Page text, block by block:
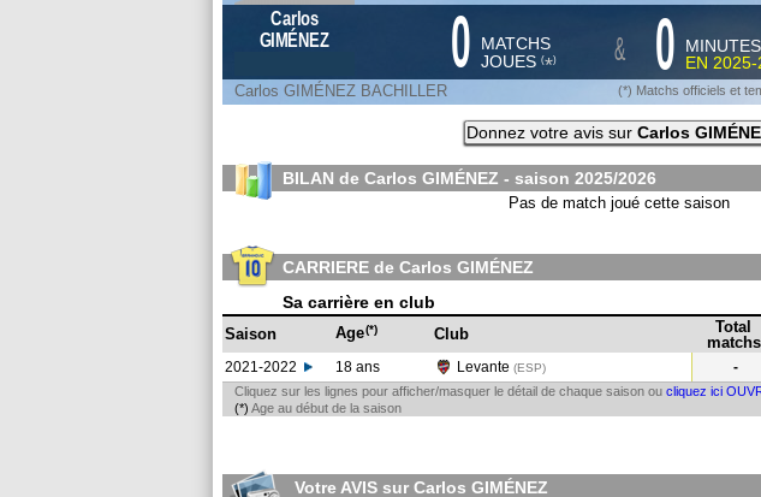
Carlos
GIMÉNEZ
0 MATCHS
JOUES (*) & 0
MINUTES
EN 2025-
Carlos GIMÉNEZ BACHILLER (*) Matchs officiels et
Donnez votre avis sur Carlos
BILAN de Carlos GIMÉNEZ - saison 2025/2026
Pas de match joué cette saison
CARRIERE de Carlos GIMÉNEZ
Sa carrière en club
Saison Age(*) Club
Total
matchs
2021-2022 18 ans Levante (ESP) -
Cliquez sur les lignes pour afficher/masquer le détail de chaque saison ou cliquez ici
(*) Age au début de la saison
Votre AVIS sur Carlos GIMÉNEZ